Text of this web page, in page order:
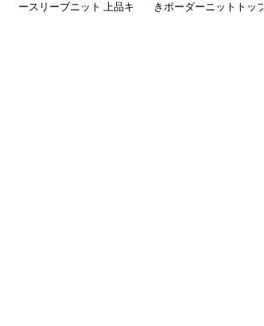
ースリーブニット 上品キ
きボーダーニットトップ